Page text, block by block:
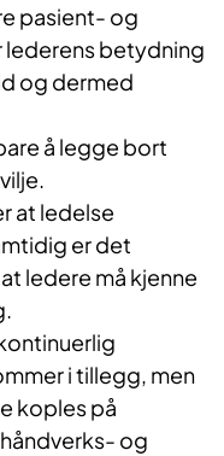
pasient- og
betydning
og dermed
å legge bort
at ledelse
er det
ledere må kjenne
i tillegg, men
koples på
og